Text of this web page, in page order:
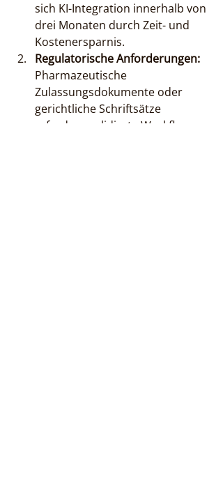
sich KI-Integration innerhalb von
drei Monaten durch Zeit- und
Kostenersparnis.
Regulatorische Anforderungen:
Pharmazeutische
Zulassungsdokumente oder
gerichtliche Schriftsätze
erfordern validierte Workflows